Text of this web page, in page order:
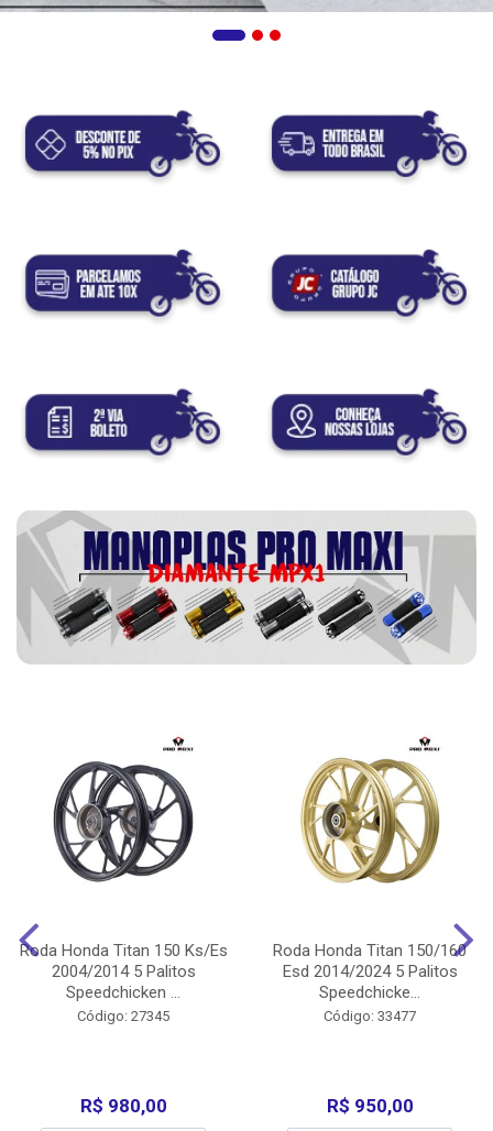
Roda Honda Titan 150 Ks/Es
2004/2014 5 Palitos
Speedchicken ...
Código: 27345
R$ 980,00
Roda Honda Titan 150/160
Esd 2014/2024 5 Palitos
Speedchicke...
Código: 33477
R$ 950,00